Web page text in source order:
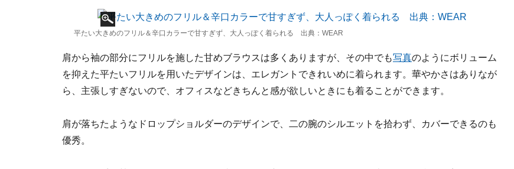
平たい大きめのフリル＆辛口カラーで甘すぎず、大人っぽく着られる 出典：WEAR
肩から袖の部分にフリルを施した甘めブラウスは多くありますが、その中でも写真のようにボリューム
を抑えた平たいフリルを用いたデザインは、エレガントできれいめに着られます。華やかさはありなが
ら、主張しすぎないので、オフィスなどきちんと感が欲しいときにも着ることができます。
肩が落ちたようなドロップショルダーのデザインで、二の腕のシルエットを拾わず、カバーできるのも
優秀。